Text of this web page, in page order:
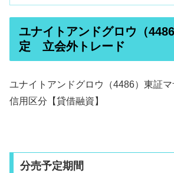
ユナイトアンドグロウ（
定 立会外トレード
ユナイトアンドグロウ（4486）東証
信用区分【貸借融資】
分売予定期間